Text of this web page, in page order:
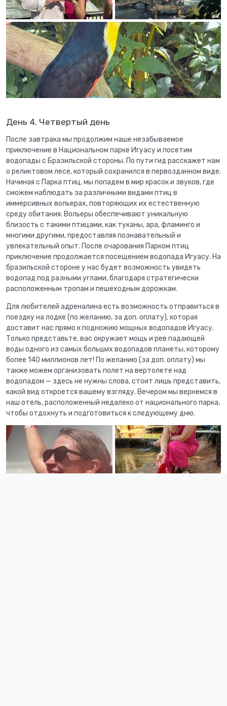
День 4. Четвертый день
После завтрака мы продолжим наше незабываемое
приключение в Национальном парке Игуасу и посетим
водопады с Бразильской стороны. По пути гид расскажет нам
о реликтовом лесе, который сохранился в первозданном виде.
Начиная с Парка птиц, мы попадем в мир красок и звуков, где
сможем наблюдать за различными видами птиц в
иммерсивных вольерах, повторяющих их естественную
среду обитания. Вольеры обеспечивают уникальную
близость с такими птицами, как туканы, ара, фламинго и
многими другими, предоставляя познавательный и
увлекательный опыт. После очарования Парком птиц
приключение продолжается посещением водопада Игуасу. На
бразильской стороне у нас будет возможность увидеть
водопад под разными углами, благодаря стратегически
расположенным тропам и пешеходным дорожкам.
Для любителей адреналина есть возможность отправиться в
поездку на лодке (по желанию, за доп. оплату), которая
доставит нас прямо к подножию мощных водопадов Игуасу.
Только представьте, вас окружает мощь и рев падающей
воды одного из самых больших водопадов планеты, которому
более 140 миллионов лет! По желанию (за доп. оплату) мы
также можем организовать полет на вертолете над
водопадом — здесь не нужны слова, стоит лишь представить,
какой вид откроется вашему взгляду. Вечером мы вернемся в
наш отель, расположенный недалеко от национального парка,
чтобы отдохнуть и подготовиться к следующему дню.